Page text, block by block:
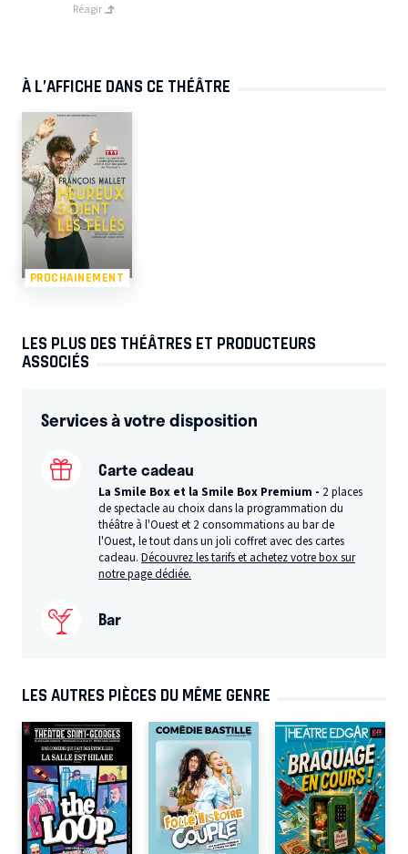
Réagir
À L’AFFICHE DANS CE THÉÂTRE
PROCHAINEMENT
LES PLUS DES THÉÂTRES ET PRODUCTEURS
ASSOCIÉS
Services à votre disposition
Carte cadeau
La Smile Box et la Smile Box Premium - 2 places
de spectacle au choix dans la programmation du
théâtre à l'Ouest et 2 consommations au bar de
l'Ouest, le tout dans un joli coffret avec des cartes
cadeau.Découvrez les tarifs et achetez votre box sur
notre page dédiée.
Bar
LES AUTRES PIÈCES DU MÊME GENRE